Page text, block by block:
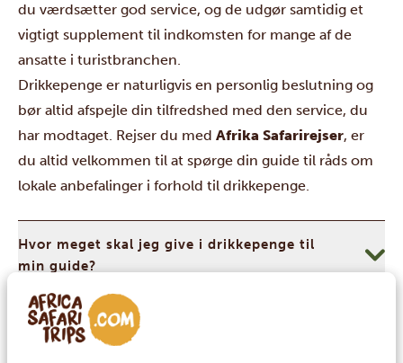
du værdsætter god service, og de udgør samtidig et
vigtigt supplement til indkomsten for mange af de
ansatte i turistbranchen.
Drikkepenge er naturligvis en personlig beslutning og
bør altid afspejle din tilfredshed med den service, du
har modtaget. Rejser du med Afrika Safarirejser, er
du altid velkommen til at spørge din guide til råds om
lokale anbefalinger i forhold til drikkepenge.
Hvor meget skal jeg give i drikkepenge til
min guide?
Hvor mange drikkepenge skal jeg give
personalet på lodgen?